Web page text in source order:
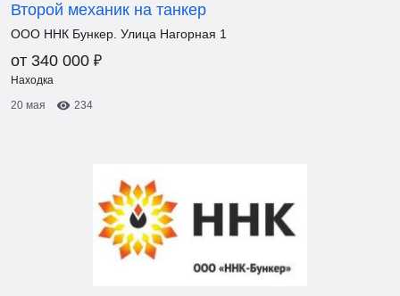
Второй механик на танкер
ООО ННК Бункер. Улица Нагорная 1
от 340 000 ₽
Находка
20 мая
234